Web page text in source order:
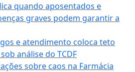
quando aposentados e
graves podem garantir a
e atendimento coloca teto
análise do TCDF
sobre caos na Farmácia